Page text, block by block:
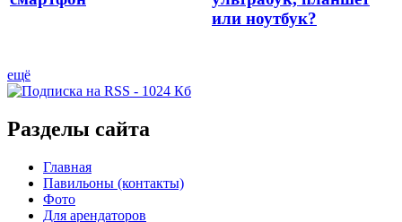
или ноутбук?
ещё
Разделы сайта
Главная
Павильоны (контакты)
Фото
Для арендаторов